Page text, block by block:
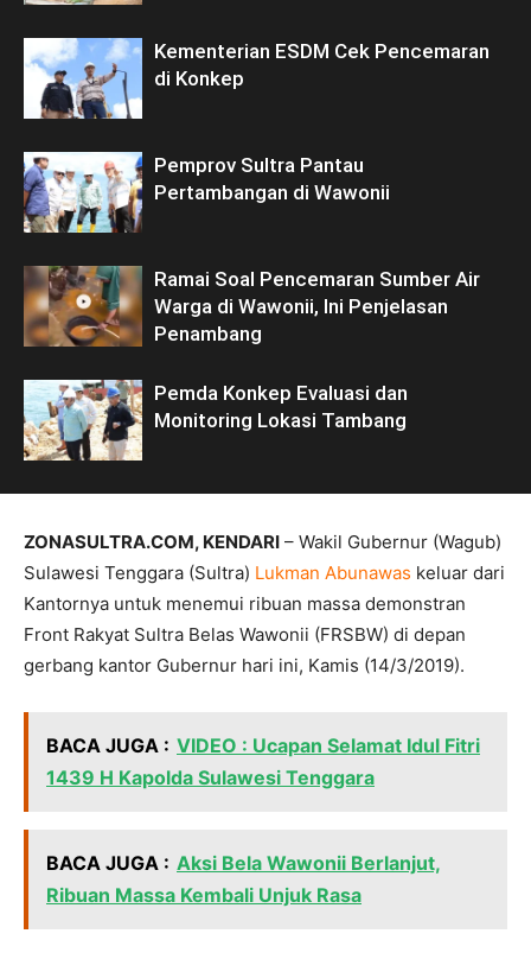
Kementerian ESDM Cek Pencemaran
di Konkep
Pemprov Sultra Pantau
Pertambangan di Wawonii
Ramai Soal Pencemaran Sumber Air
Warga di Wawonii, Ini Penjelasan
Penambang
Pemda Konkep Evaluasi dan
Monitoring Lokasi Tambang
ZONASULTRA.COM, KENDARI – Wakil Gubernur (Wagub)
Sulawesi Tenggara (Sultra) Lukman Abunawas keluar dari
Kantornya untuk menemui ribuan massa demonstran
Front Rakyat Sultra Belas Wawonii (FRSBW) di depan
gerbang kantor Gubernur hari ini, Kamis (14/3/2019).
BACA JUGA : VIDEO : Ucapan Selamat Idul Fitri
1439 H Kapolda Sulawesi Tenggara
BACA JUGA : Aksi Bela Wawonii Berlanjut,
Ribuan Massa Kembali Unjuk Rasa